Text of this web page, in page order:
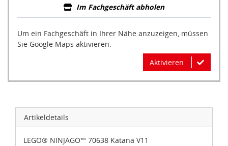
Im Fachgeschäft abholen
Um ein Fachgeschäft in Ihrer Nähe anzuzeigen, müssen
Sie Google Maps aktivieren.
Aktivieren
Artikeldetails
LEGO® NINJAGO™ 70638 Katana V11